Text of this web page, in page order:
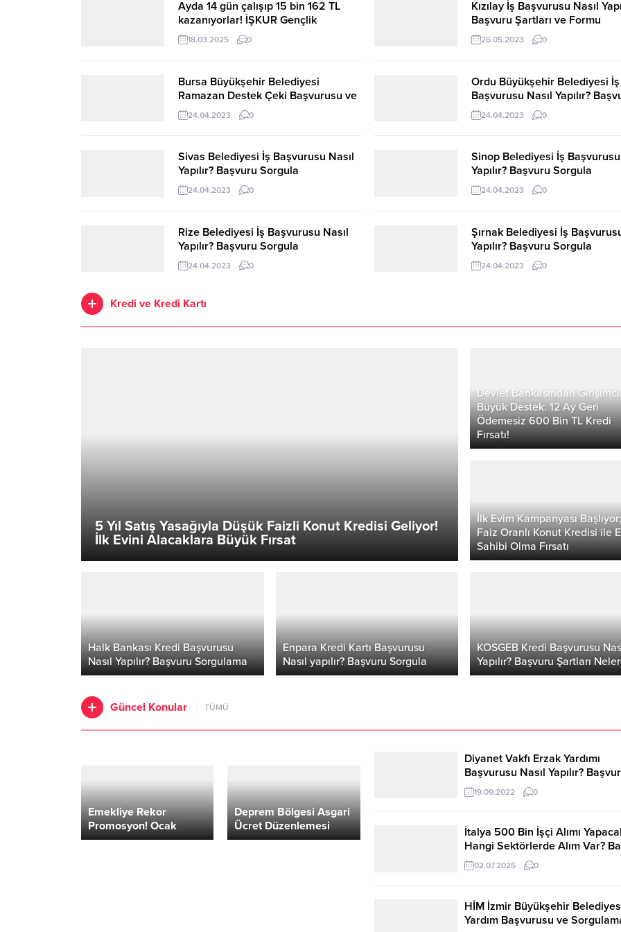
şartı olmadan yapılacak
üzerinden alınmaya başladı.
üzere toplam 402 sürekli işçi
istihdam edecek. Alımların
büyük kısmı tekniker
üzere toplam 20 zabıta
kadrolarını kapsıyor.
sürecini adım adım ve...
Ayda 14 gün çalışıp 15 bin 162 TL
kazanıyorlar! İŞKUR Gençlik
Programı Büyük İlgi Görüyor!
Öğrenciler Hem İş Öğreniyor Hem
18.03.2025 0
Kızılay İş Başvurusu Nasıl
Başvuru Şartları ve Formu
26.05.2023 0
Bursa Büyükşehir Belediyesi
Ramazan Destek Çeki Başvurusu ve
Sorgulama
24.04.2023 0
Ordu Büyükşehir Belediyesi İş
Başvurusu Nasıl Yapılır?
Sorgula
24.04.2023 0
Sivas Belediyesi İş Başvurusu Nasıl
Yapılır? Başvuru Sorgula
24.04.2023 0
Sinop Belediyesi İş Başvurusu
Yapılır? Başvuru Sorgula
24.04.2023 0
Rize Belediyesi İş Başvurusu Nasıl
Yapılır? Başvuru Sorgula
24.04.2023 0
Şırnak Belediyesi İş
Yapılır? Başvuru Sorgula
24.04.2023 0
Kredi ve Kredi Kartı
5 Yıl Satış Yasağıyla Düşük Faizli Konut Kredisi Geliyor!
İlk Evini Alacaklara Büyük Fırsat
Devlet Bankasından
Büyük Destek: 12 Ay Geri
Ödemesiz 600 Bin TL Kredi
Fırsatı!
İlk Evim Kampanyası
Faiz Oranlı Konut Kredisi ile
Sahibi Olma Fırsatı
Halk Bankası Kredi Başvurusu
Nasıl Yapılır? Başvuru Sorgulama
Enpara Kredi Kartı Başvurusu
Nasıl yapılır? Başvuru Sorgula
KOSGEB Kredi Başvurusu
Yapılır? Başvuru Şartları
Güncel Konular TÜMÜ
Emekliye Rekor
Promosyon! Ocak
2026 Promosyon
Deprem Bölgesi Asgari
Ücret Düzenlemesi
Nedir? Deprem Bölgesi
Diyanet Vakfı Erzak Yardımı
Başvurusu Nasıl Yapılır?
Sorgulama
19.09.2022 0
İtalya 500 Bin İşçi Alımı
Hangi Sektörlerde Alım Var?
Şartları ve Yaş Sınırı Ne?
02.07.2025 0
HİM İzmir Büyükşehir
Yardım Başvurusu ve